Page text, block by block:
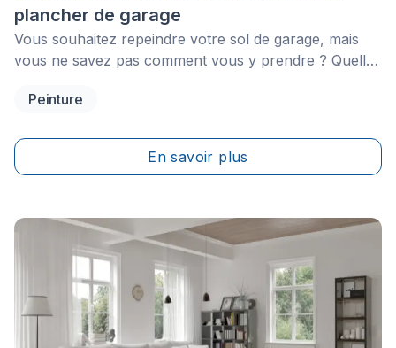
plancher de garage
Vous souhaitez repeindre votre sol de garage, mais
vous ne savez pas comment vous y prendre ? Quelle
les meilleurs produits sur le marché et leurs prix ?
suivent, découvrez tous nos conseils et astuces pour
réussir la peinture de votre plancher de garage.&nbsp;
Peinture
En savoir plus